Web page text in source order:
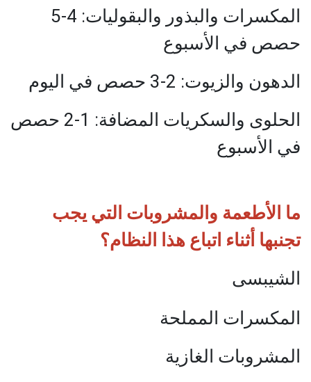
المكسرات والبذور والبقوليات: 4-5
حصص في الأسبوع
الدهون والزيوت: 2-3 حصص في اليوم
الحلوى والسكريات المضافة: 1-2 حصص
في الأسبوع
ما الأطعمة والمشروبات التي يجب
تجنبها أثناء اتباع هذا النظام؟
الشيبسى
المكسرات المملحة
المشروبات الغازية